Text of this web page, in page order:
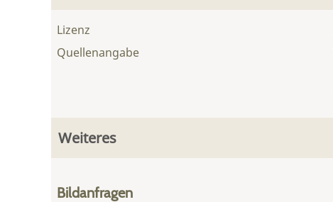
Lizenz
Quellenangabe
Weiteres
Bildanfragen